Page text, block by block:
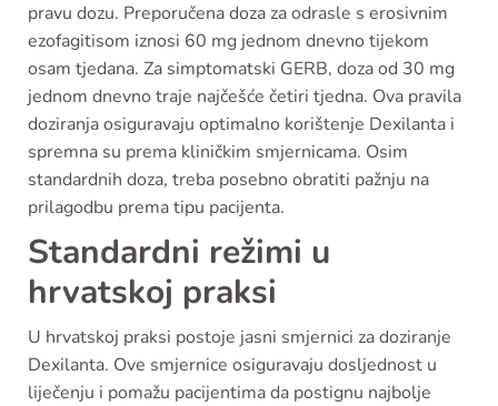
pravu dozu. Preporučena doza za odrasle s erosivnim
ezofagitisom iznosi 60 mg jednom dnevno tijekom
osam tjedana. Za simptomatski GERB, doza od 30 mg
jednom dnevno traje najčešće četiri tjedna. Ova pravila
doziranja osiguravaju optimalno korištenje Dexilanta i
spremna su prema kliničkim smjernicama. Osim
standardnih doza, treba posebno obratiti pažnju na
prilagodbu prema tipu pacijenta.
Standardni režimi u
hrvatskoj praksi
U hrvatskoj praksi postoje jasni smjernici za doziranje
Dexilanta. Ove smjernice osiguravaju dosljednost u
liječenju i pomažu pacijentima da postignu najbolje